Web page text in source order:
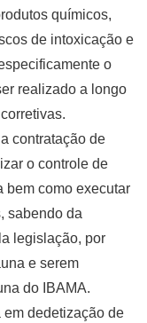
químicos,
de intoxicação e
o
realizado a longo
contratação de
o controle de
bem como executar
sabendo da
legislação, por
e serem
do IBAMA.
dedetização de